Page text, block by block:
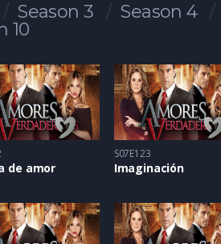
Season 3 Season 4
10
de amor
S07E123
Imaginación